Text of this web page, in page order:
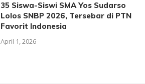
35 Siswa-Siswi SMA Yos Sudarso
Lolos SNBP 2026, Tersebar di PTN
Favorit Indonesia
April 1, 2026